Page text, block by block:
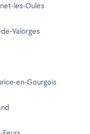
les-Oules
Valorges
en-Gourgois